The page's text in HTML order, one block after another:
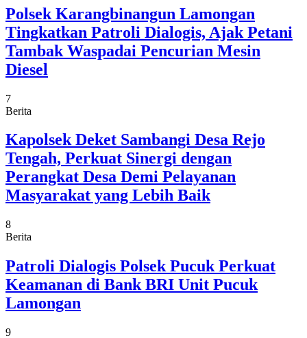
Polsek Karangbinangun Lamongan
Tingkatkan Patroli Dialogis, Ajak Petani
Tambak Waspadai Pencurian Mesin
Diesel
7
Berita
Kapolsek Deket Sambangi Desa Rejo
Tengah, Perkuat Sinergi dengan
Perangkat Desa Demi Pelayanan
Masyarakat yang Lebih Baik
8
Berita
Patroli Dialogis Polsek Pucuk Perkuat
Keamanan di Bank BRI Unit Pucuk
Lamongan
9